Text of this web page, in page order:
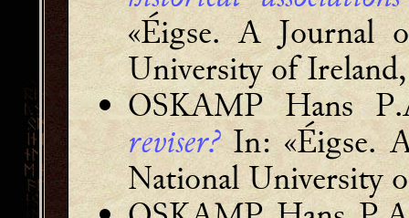
«Éigse. A Journal
University of
OSKAMP Hans
reviser?In: «Éigse.
National University